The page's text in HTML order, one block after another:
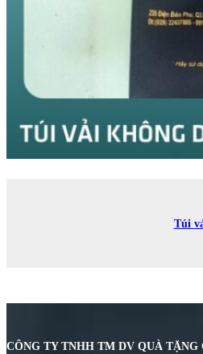
Túi
CÔNG TY TNHH TM DV QUÀ TẶNG